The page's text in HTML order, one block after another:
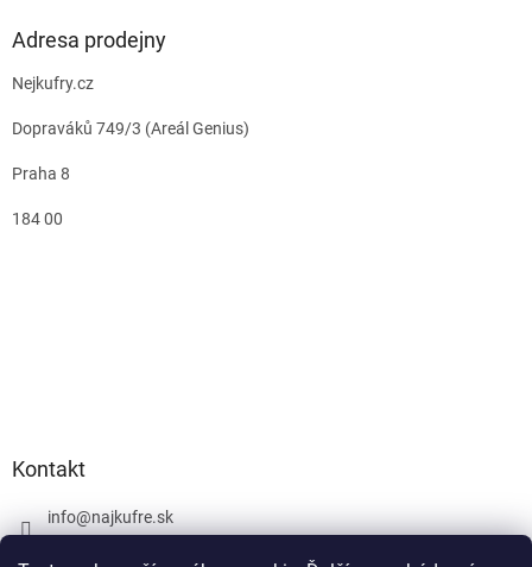
Adresa prodejny
Nejkufry.cz
Dopraváků 749/3 (Areál Genius)
Praha 8
184 00
Kontakt
info@najkufre.sk